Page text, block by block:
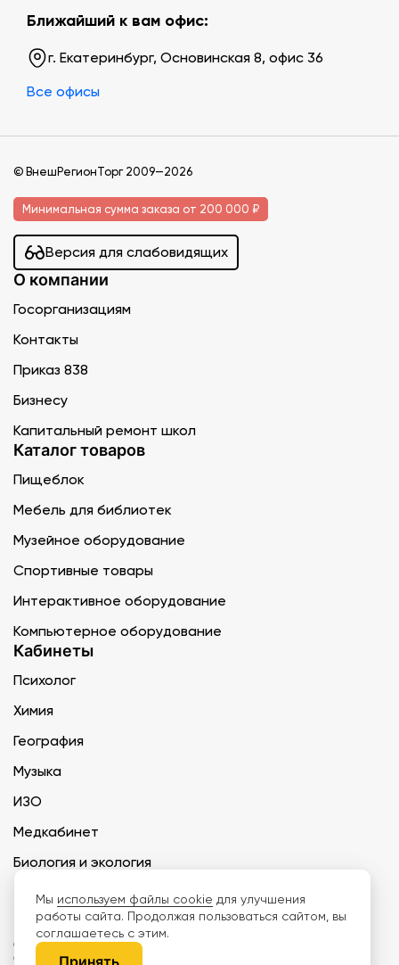
Ближайший к вам офис:
г. Екатеринбург, Основинская 8, офис 36
Все офисы
© ВнешРегионТорг 2009—2026
Минимальная сумма заказа от 200 000 ₽
Версия для слабовидящих
О компании
Госорганизациям
Контакты
Приказ 838
Бизнесу
Капитальный ремонт школ
Каталог товаров
Пищеблок
Мебель для библиотек
Музейное оборудование
Спортивные товары
Интерактивное оборудование
Компьютерное оборудование
Кабинеты
Психолог
Химия
География
Музыка
ИЗО
Медкабинет
Биология и экология
Технология
ООО «Дети наше будущее» ИНН 6671165273 ОГРН 1216600030250 КПП
667101001 БИК 046577674
Мы используем файлы cookie для улучшения
работы сайта. Продолжая пользоваться сайтом, вы
соглашаетесь с этим.
Принять